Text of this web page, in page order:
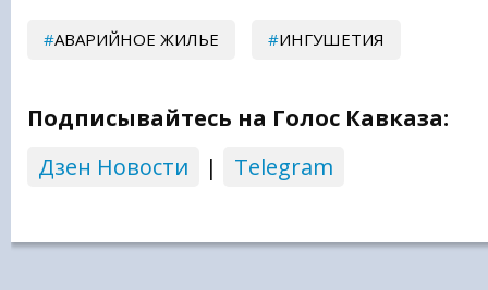
АВАРИЙНОЕ ЖИЛЬЕ ИНГУШЕТИЯ
Подписывайтесь на Голос Кавказа:
Дзен Новости
| Telegram